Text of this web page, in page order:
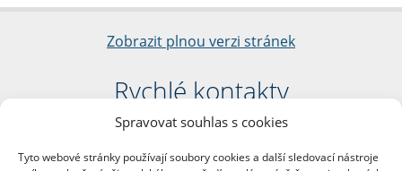
Spravovat souhlas s cookies
Tyto webové stránky používají soubory cookies a další sledovací nástroje
Zobrazit plnou verzi stránek
Rychlé kontakty
Filozofická fakulta
nám. Jana Palacha 1/2